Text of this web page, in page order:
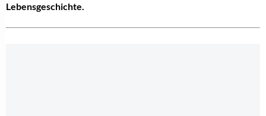
Lebensgeschichte.